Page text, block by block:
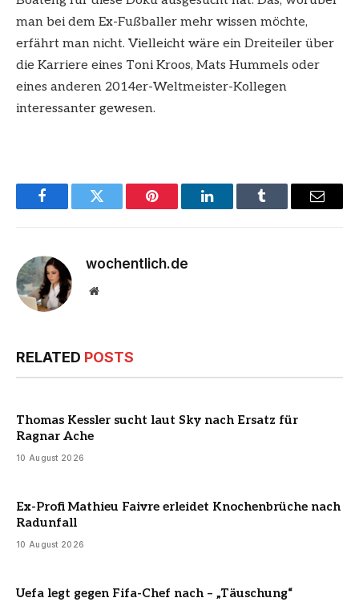
man bei dem Ex-Fußballer mehr wissen möchte,
erfährt man nicht. Vielleicht wäre ein Dreiteiler über
die Karriere eines Toni Kroos, Mats Hummels oder
eines anderen 2014er-Weltmeister-Kollegen
interessanter gewesen.
FacebookTwitter Pinterest LinkedInTumblr Email
wochentlich.de
Website
RELATED POSTS
Thomas Kessler sucht laut Sky nach Ersatz für
Ragnar Ache
10 August 2026
Ex-Profi Mathieu Faivre erleidet Knochenbrüche nach
Radunfall
10 August 2026
Uefa legt gegen Fifa-Chef nach – „Täuschung“